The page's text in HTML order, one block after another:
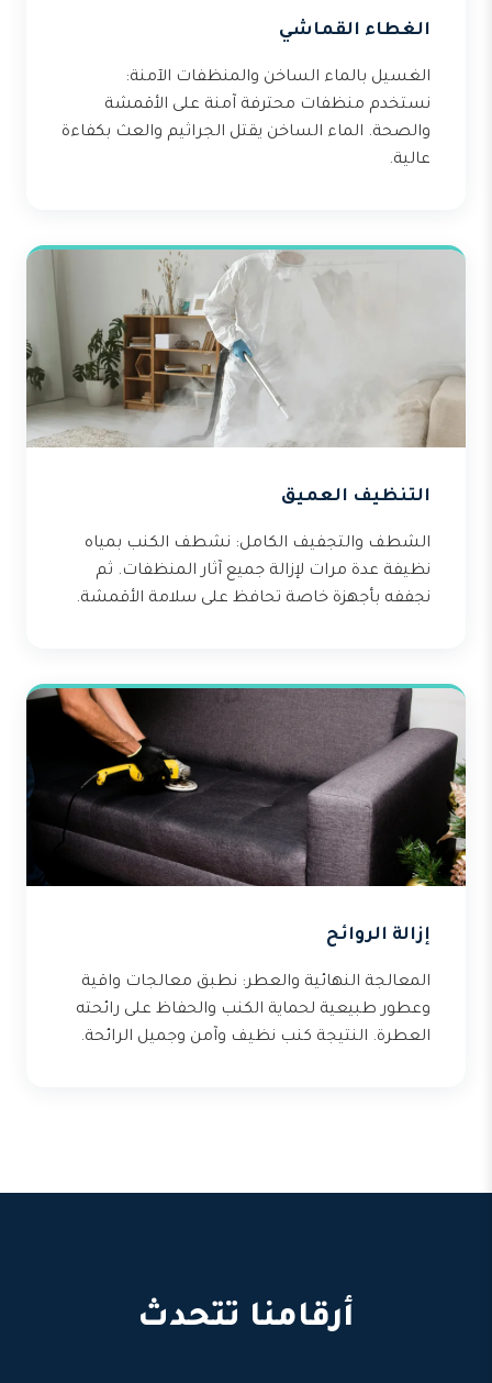
الغطاء القماشي
الغسيل بالماء الساخن والمنظفات الآمنة:
نستخدم منظفات محترفة آمنة على الأقمشة
والصحة. الماء الساخن يقتل الجراثيم والعث بكفاءة
عالية.
التنظيف العميق
الشطف والتجفيف الكامل: نشطف الكنب بمياه
نظيفة عدة مرات لإزالة جميع آثار المنظفات. ثم
نجففه بأجهزة خاصة تحافظ على سلامة الأقمشة.
إزالة الروائح
المعالجة النهائية والعطر: نطبق معالجات واقية
وعطور طبيعية لحماية الكنب والحفاظ على رائحته
العطرة. النتيجة كنب نظيف وآمن وجميل الرائحة.
أرقامنا تتحدث